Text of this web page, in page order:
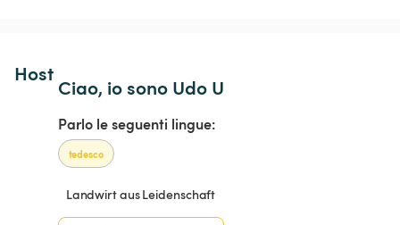
Host
Ciao, io sono Udo U
Parlo le seguenti lingue:
tedesco
Landwirt aus Leidenschaft